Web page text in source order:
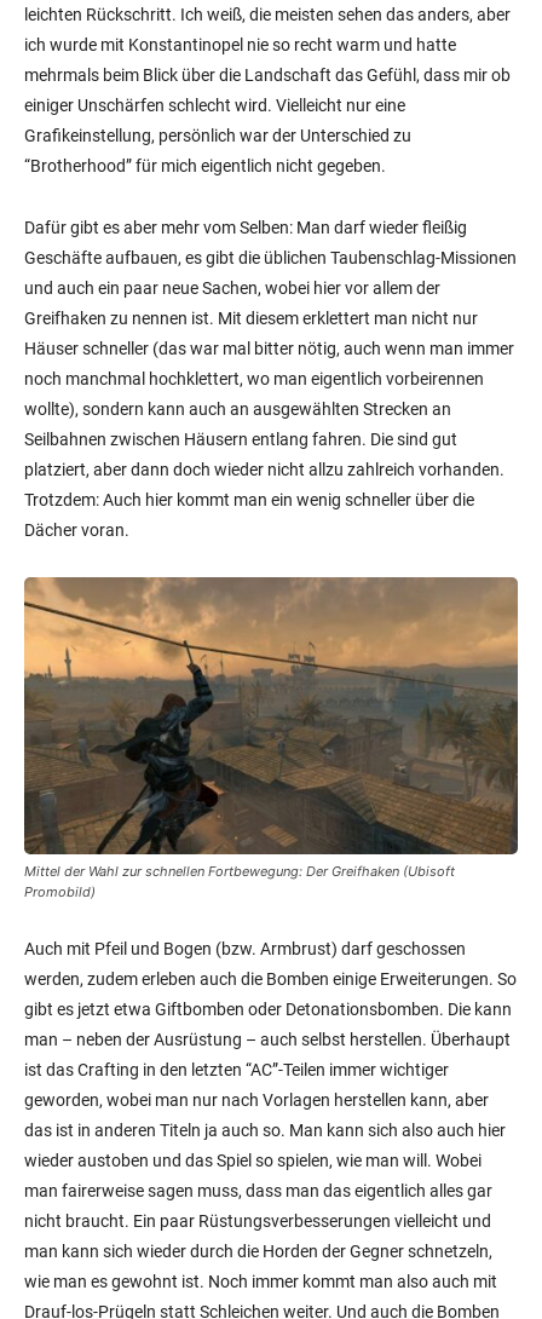
leichten Rückschritt. Ich weiß, die meisten sehen das anders, aber
ich wurde mit Konstantinopel nie so recht warm und hatte
mehrmals beim Blick über die Landschaft das Gefühl, dass mir ob
einiger Unschärfen schlecht wird. Vielleicht nur eine
Grafikeinstellung, persönlich war der Unterschied zu
“Brotherhood” für mich eigentlich nicht gegeben.
Dafür gibt es aber mehr vom Selben: Man darf wieder fleißig
Geschäfte aufbauen, es gibt die üblichen Taubenschlag-Missionen
und auch ein paar neue Sachen, wobei hier vor allem der
Greifhaken zu nennen ist. Mit diesem erklettert man nicht nur
Häuser schneller (das war mal bitter nötig, auch wenn man immer
noch manchmal hochklettert, wo man eigentlich vorbeirennen
wollte), sondern kann auch an ausgewählten Strecken an
Seilbahnen zwischen Häusern entlang fahren. Die sind gut
platziert, aber dann doch wieder nicht allzu zahlreich vorhanden.
Trotzdem: Auch hier kommt man ein wenig schneller über die
Dächer voran.
Mittel der Wahl zur schnellen Fortbewegung: Der Greifhaken (Ubisoft
Promobild)
Auch mit Pfeil und Bogen (bzw. Armbrust) darf geschossen
werden, zudem erleben auch die Bomben einige Erweiterungen. So
gibt es jetzt etwa Giftbomben oder Detonationsbomben. Die kann
man – neben der Ausrüstung – auch selbst herstellen. Überhaupt
ist das Crafting in den letzten “AC”-Teilen immer wichtiger
geworden, wobei man nur nach Vorlagen herstellen kann, aber
das ist in anderen Titeln ja auch so. Man kann sich also auch hier
wieder austoben und das Spiel so spielen, wie man will. Wobei
man fairerweise sagen muss, dass man das eigentlich alles gar
nicht braucht. Ein paar Rüstungsverbesserungen vielleicht und
man kann sich wieder durch die Horden der Gegner schnetzeln,
wie man es gewohnt ist. Noch immer kommt man also auch mit
Drauf-los-Prügeln statt Schleichen weiter. Und auch die Bomben